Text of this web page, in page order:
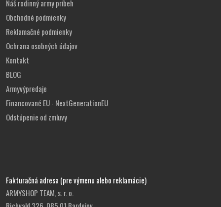
Náš rodinný army príbeh
Obchodné podmienky
Reklamačné podmienky
Ochrana osobných údajov
Kontakt
BLOG
Armyvýpredaje
Financované EU - NextGenerationEU
Odstúpenie od zmluvy
Fakturačná adresa (pre výmenu alebo reklamácie)
ARMYSHOP TEAM, s. r. o.